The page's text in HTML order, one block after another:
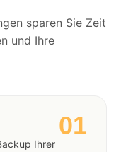
sparen Sie Zeit
und Ihre
01
Ihrer